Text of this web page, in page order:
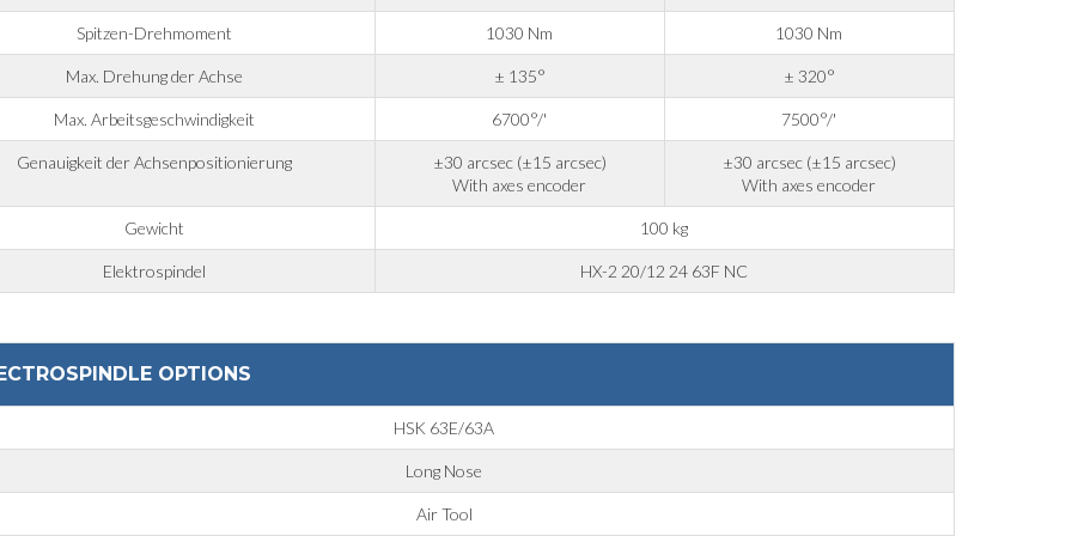
Spitzen-Drehmoment 1030 Nm 1030 Nm
Max. Drehung der Achse ± 135° ± 320°
Max. Arbeitsgeschwindigkeit 6700°/' 7500°/'
Genauigkeit der Achsenpositionierung
±30 arcsec (±15 arcsec)
With axes encoder
±30 arcsec (±15 arcsec)
With axes encoder
Gewicht 100 kg
Elektrospindel HX-2 20/12 24 63F NC
OPTIONS
HSK 63E/63A
Long Nose
Air Tool